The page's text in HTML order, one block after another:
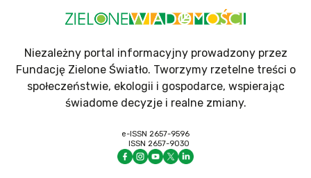
Niezależny portal informacyjny prowadzony przez
Fundację Zielone Światło. Tworzymy rzetelne treści o
społeczeństwie, ekologii i gospodarce, wspierając
świadome decyzje i realne zmiany.
e-ISSN 2657-9596
ISSN 2657-9030